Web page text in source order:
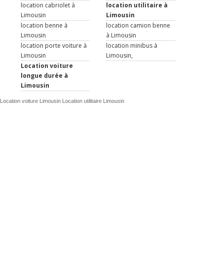
location cabriolet à
Limousin
location utilitaire à
Limousin
location benne à
Limousin
location camion benne
à Limousin
location porte voiture à
Limousin
location minibus à
Limousin,
Location voiture
longue durée à
Limousin
Location voiture Limousin Location utilitaire Limousin